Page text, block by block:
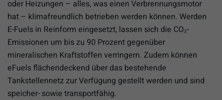
oder Heizungen – alles, was einen Verbrennungsmotor
hat – klimafreundlich betrieben werden können. Werden
E-Fuels in Reinform eingesetzt, lassen sich die CO₂-
Emissionen um bis zu 90 Prozent gegenüber
mineralischen Kraftstoffen verringern. Zudem können
eFuels flächendeckend über das bestehende
Tankstellennetz zur Verfügung gestellt werden und sind
speicher- sowie transportfähig.